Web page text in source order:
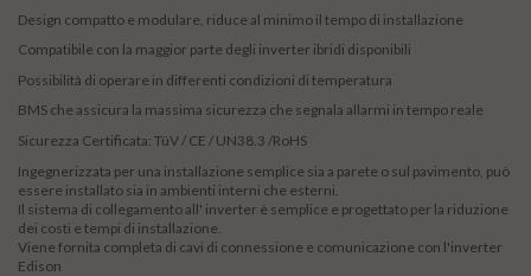
Design compatto e modulare, riduce al minimo il tempo di installazione
Compatibile con la maggior parte degli inverter ibridi disponibili
Possibilità di operare in differenti condizioni di temperatura
BMS che assicura la massima sicurezza che segnala allarmi in tempo reale
Sicurezza Certificata: TüV / CE / UN38.3 /RoHS
Ingegnerizzata per una installazione semplice sia a parete o sul pavimento, può
essere installato sia in ambienti interni che esterni.
Il sistema di collegamento all' inverter è semplice e progettato per la riduzione
dei costi e tempi di installazione.
Viene fornita completa di cavi di connessione e comunicazione con l'inverter
Edison